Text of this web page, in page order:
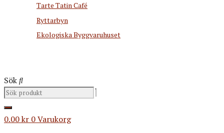
Tarte Tatin Café
Ryttarbyn
Ekologiska Byggvaruhuset
Sök
0.00kr 0Varukorg